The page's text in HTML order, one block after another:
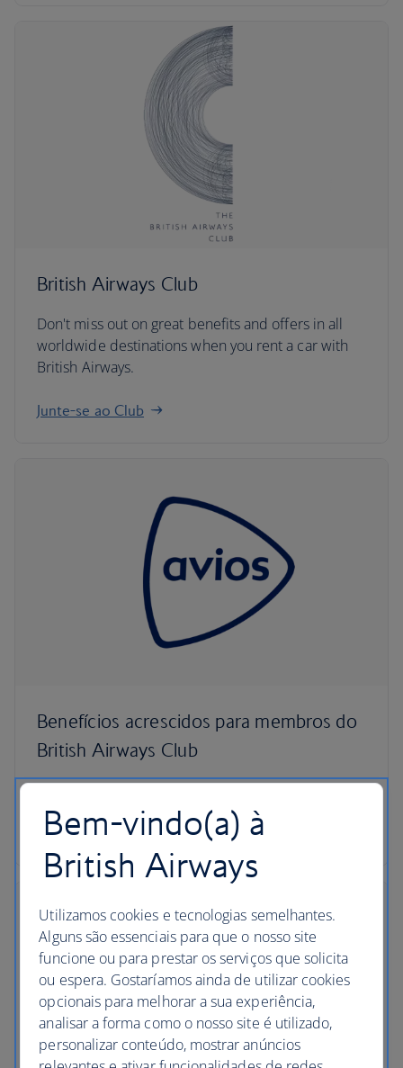
British Airways Club
Don't miss out on great benefits and offers in all
worldwide destinations when you rent a car with
British Airways.
Junte-se ao Club
Benefícios acrescidos para membros do
British Airways Club
Collect Avios on every rental, and if you book an
Avis car, enjoy a free additional driver plus
additional Avios.
Bem-vindo(a) à
British Airways
Utilizamos cookies e tecnologias semelhantes.
Alguns são essenciais para que o nosso site
funcione ou para prestar os serviços que solicita
ou espera. Gostaríamos ainda de utilizar cookies
opcionais para melhorar a sua experiência,
analisar a forma como o nosso site é utilizado,
personalizar conteúdo, mostrar anúncios